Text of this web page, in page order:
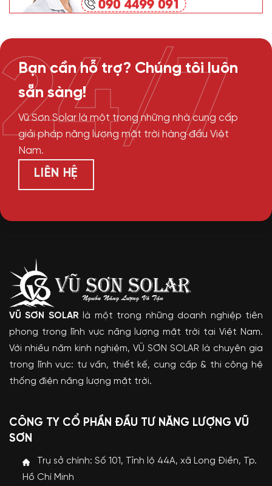
Bạn cần hỗ trợ? Chúng tôi luôn
sẵn sàng!
Vũ Sơn Solar là một trong những nhà cung cấp
giải pháp năng lượng mặt trời hàng đầu Việt
Nam.
LIÊN HỆ
24/7
VŨ SƠN SOLAR là một trong những doanh nghiệp tiên
phong trong lĩnh vực năng lượng mặt trời tại Việt Nam.
Với nhiều năm kinh nghiệm, VŨ SƠN SOLAR là chuyên gia
trong lĩnh vực: tư vấn, thiết kế, cung cấp & thi công hệ
thống điện năng lượng mặt trời.
CÔNG TY CỔ PHẦN ĐẦU TƯ NĂNG LƯỢNG VŨ
SƠN
Trụ sở chính: Số 101, Tỉnh lộ 44A, xã Long Điền, Tp.
Hồ Chí Minh